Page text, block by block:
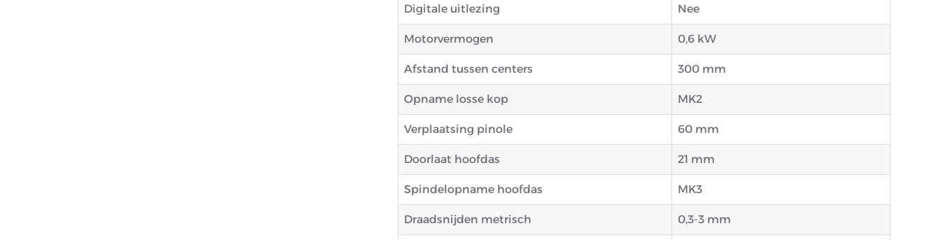
Digitale uitlezing Nee
Motorvermogen 0,6 kW
Afstand tussen centers 300 mm
Opname losse kop MK2
Verplaatsing pinole 60 mm
Doorlaat hoofdas 21 mm
Spindelopname hoofdas MK3
Draadsnijden metrisch 0,3-3 mm